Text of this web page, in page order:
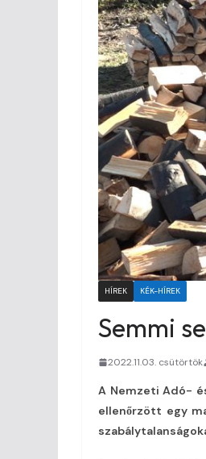
HÍREK KÉK-HÍREK
Semmi
2022.11.03. csütörtök
A Nemzeti Adó-
ellenőrzött egy